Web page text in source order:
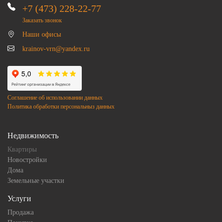
+7 (473) 228-22-77
Заказать звонок
Наши офисы
krainov-vrn@yandex.ru
Соглашение об использовании данных
Политика обработки персональныз данных
Недвижимость
Квартиры
Новостройки
Дома
Земельные участки
Услуги
Продажа